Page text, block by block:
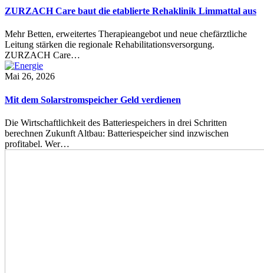
ZURZACH Care baut die etablierte Rehaklinik Limmattal aus
Mehr Betten, erweitertes Therapieangebot und neue chefärztliche
Leitung stärken die regionale Rehabilitationsversorgung.
ZURZACH Care…
Mai 26, 2026
Mit dem Solarstromspeicher Geld verdienen
Die Wirtschaftlichkeit des Batteriespeichers in drei Schritten
berechnen Zukunft Altbau: Batteriespeicher sind inzwischen
profitabel. Wer…